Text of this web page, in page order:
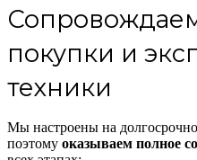
покупки и
техники
Мы настроены на
поэтому оказываем полное